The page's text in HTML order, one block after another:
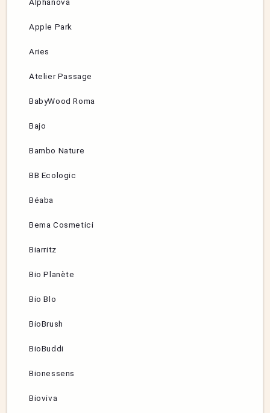
Alphanova
Apple Park
Aries
Atelier Passage
BabyWood Roma
Bajo
Bambo Nature
BB Ecologic
Béaba
Bema Cosmetici
Biarritz
Bio Planète
Bio Blo
BioBrush
BioBuddi
Bionessens
Bioviva